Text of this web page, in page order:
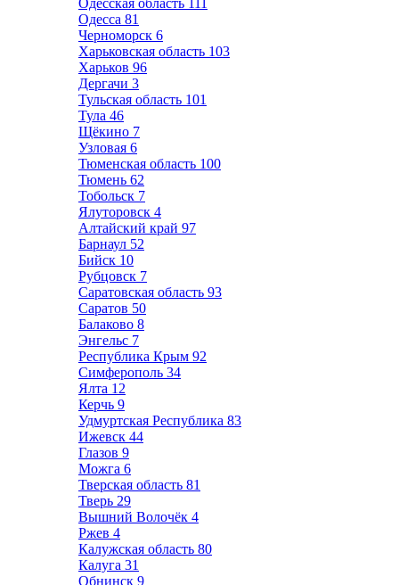
Одесская область 111
Одесса 81
Черноморск 6
Харьковская область 103
Харьков 96
Дергачи 3
Тульская область 101
Тула 46
Щёкино 7
Узловая 6
Тюменская область 100
Тюмень 62
Тобольск 7
Ялуторовск 4
Алтайский край 97
Барнаул 52
Бийск 10
Рубцовск 7
Саратовская область 93
Саратов 50
Балаково 8
Энгельс 7
Республика Крым 92
Симферополь 34
Ялта 12
Керчь 9
Удмуртская Республика 83
Ижевск 44
Глазов 9
Можга 6
Тверская область 81
Тверь 29
Вышний Волочёк 4
Ржев 4
Калужская область 80
Калуга 31
Обнинск 9